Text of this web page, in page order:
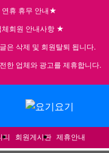
휴 휴무 안내★
회원 안내사항 ★
은 삭제 및 회원탈퇴 됩니다.
한 업체와 광고를 제휴합니다.
티 회원게시판 제휴안내